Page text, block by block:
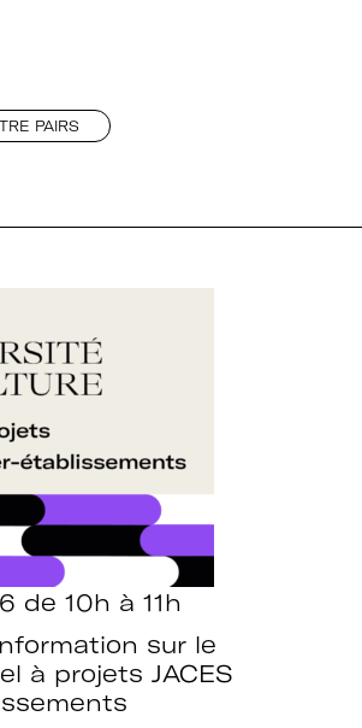
mail
?
PAIRS
de 10h à 11h
sur le
à projets JACES